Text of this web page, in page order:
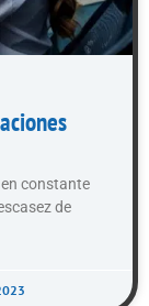
constante
de